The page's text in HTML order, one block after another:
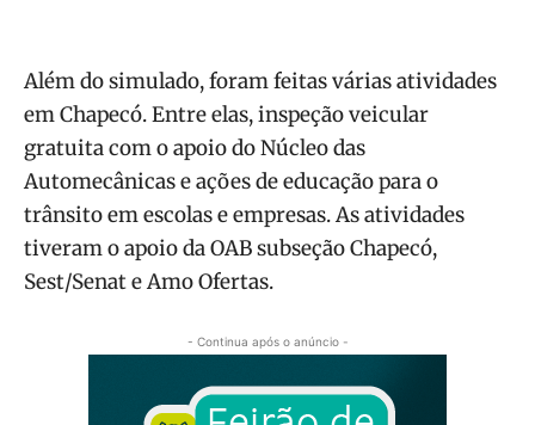
Além do simulado, foram feitas várias atividades
em Chapecó. Entre elas, inspeção veicular
gratuita com o apoio do Núcleo das
Automecânicas e ações de educação para o
trânsito em escolas e empresas. As atividades
tiveram o apoio da OAB subseção Chapecó,
Sest/Senat e Amo Ofertas.
- Continua após o anúncio -